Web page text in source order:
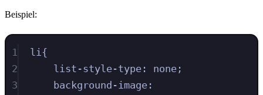
Beispiel:
1 li{
2
list-style-type : none ;
3
background-image :